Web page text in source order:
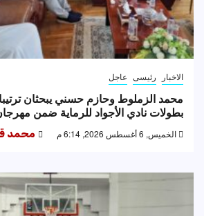
الاخبار رئيسى عاجل
محمد الزملوط وحازم حسني يبحثان
بطولات نادي الأجواد للرماية ضمن
الخميس, 6 أغسطس 2026, 6:14 م محمد